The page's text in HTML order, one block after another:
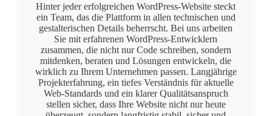
Hinter jeder erfolgreichen WordPress-Website steckt
ein Team, das die Plattform in allen technischen und
gestalterischen Details beherrscht. Bei uns arbeiten
Sie mit erfahrenen WordPress-Entwicklern
zusammen, die nicht nur Code schreiben, sondern
mitdenken, beraten und Lösungen entwickeln, die
wirklich zu Ihrem Unternehmen passen. Langjährige
Projekterfahrung, ein tiefes Verständnis für aktuelle
Web-Standards und ein klarer Qualitätsanspruch
stellen sicher, dass Ihre Website nicht nur heute